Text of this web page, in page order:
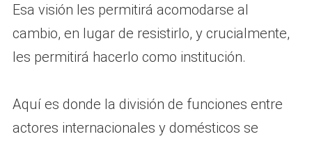
Esa visión les permitirá acomodarse al
cambio, en lugar de resistirlo, y crucialmente,
les permitirá hacerlo como institución.
Aquí es donde la división de funciones entre
actores internacionales y domésticos se